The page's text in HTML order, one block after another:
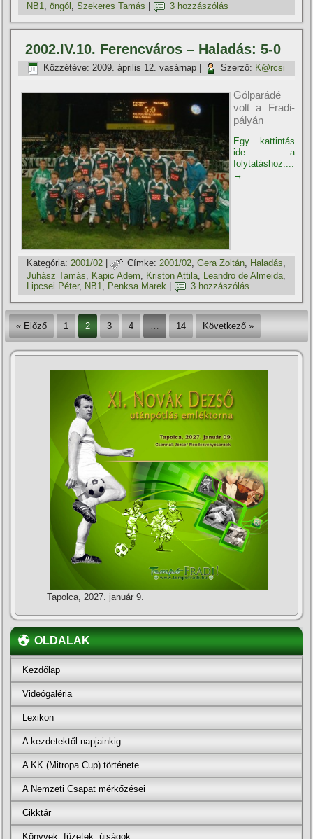
NB1,öngól ,Szekeres Tamás 3 hozzászólás
2002.IV.10. Ferencváros – Haladás: 5-0
Közzétéve: 2009. április 12. vasárnap Szerző: K@rcsi
Gólparádé
volt a Fradi-
pályán
Egy kattintás
ide a
folytatáshoz....
→
Kategória: 2001/02 | Címke: 2001/02,Gera Zoltán, Haladás,
Juhász Tamás
Kapic Adem Kriston Attila Leandro de Almeida
Lipcsei Péter, NB1, Penksa Marek 3 hozzászólás
« Előző 1 2 3 4 14 Következő »
Tapolca, 2027. január 9.
OLDALAK
Kezdőlap
Videógaléria
Lexikon
A kezdetektől napjainkig
A KK (Mitropa Cup) története
A Nemzeti Csapat mérkőzései
Cikktár
Könyvek, füzetek, újságok